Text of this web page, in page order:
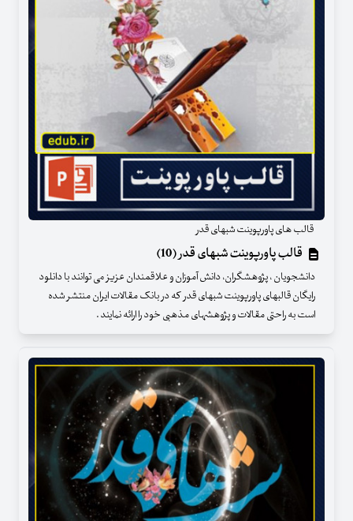
قالب های پاورپوینت شبهای قدر
قالب پاورپوینت شبهای قدر (10)
دانشجویان ، پژوهشگران، دانش آموزان و علاقمندان عزیز می توانند با دانلود
رایگان قالبهای پاورپوینت شبهای قدر که در بانک مقالات ایران منتشر شده
است به راحتی مقالات و پژوهشهای مذهبی خود را ارائه نمایند .